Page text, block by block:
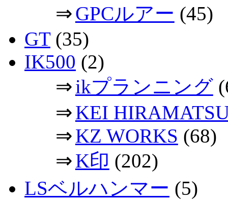
⇒GPCルアー (45)
GT(35)
IK500 (2)
⇒ikプランニング
⇒KEI
⇒KZ WORKS (68)
⇒K印 (202)
LSベルハンマー (5)